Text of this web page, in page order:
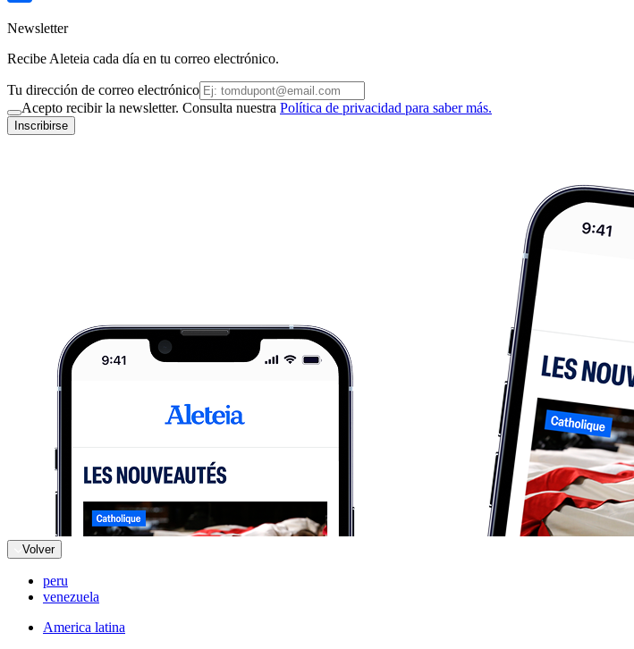
Newsletter
Recibe Aleteia cada día en tu correo electrónico.
Tu dirección de correo electrónico
Acepto recibir la newsletter. Consulta nuestra Política de privacidad para saber más.
Inscribirse
Volver
peru
venezuela
America latina